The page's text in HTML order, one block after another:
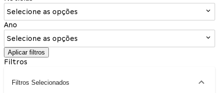
Selecione as opções
Ano
Selecione as opções
Aplicar filtros
Filtros
Filtros Selecionados